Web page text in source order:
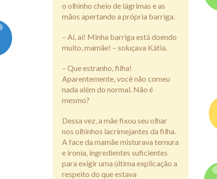
o olhinho cheio de lágrimas e as
mãos apertando a própria barriga.
– Ai, ai! Minha barriga está doendo
muito, mamãe! – soluçava Kátia.
– Que estranho, filha!
Aparentemente, você não comeu
nada além do normal. Não é
mesmo?
Dessa vez, a mãe fixou seu olhar
nos olhinhos lacrimejantes da filha.
A face da mamãe misturava ternura
e ironia, ingredientes suficientes
para exigir uma última explicação a
respeito do que estava